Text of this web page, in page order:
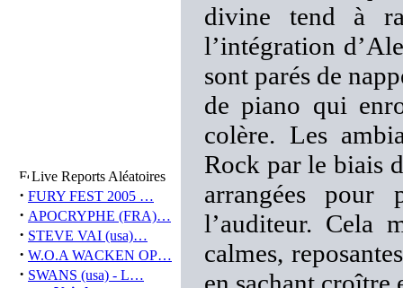
Live Reports Aléatoires
· FURY FEST 2005 …
· APOCRYPHE (FRA)…
· STEVE VAI (usa)…
· W.O.A WACKEN OP…
· SWANS (usa) - L…
divine tend à
l’intégration
sont parés de
de piano qui
colère. Les
Rock par le biais
arrangées pour
l’auditeur. Cela
calmes,